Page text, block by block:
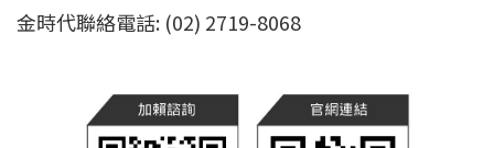
金時代聯絡電話: (02) 2719-8068